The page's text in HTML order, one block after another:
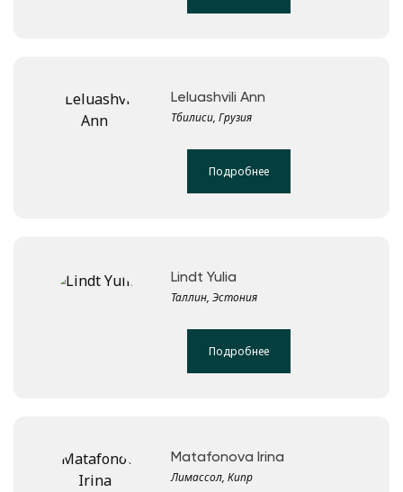
Leluashvili Ann
Тбилиси, Грузия
Подробнее
Lindt Yulia
Таллин, Эстония
Подробнее
Matafonova Irina
Лимассол, Кипр